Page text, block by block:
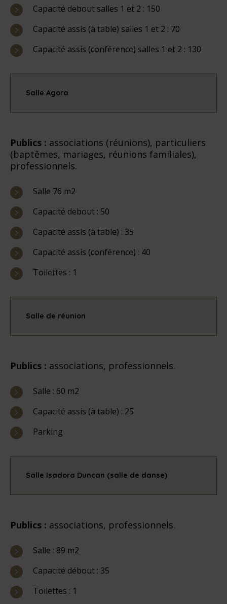
Capacité debout salles 1 et 2 : 150
Capacité assis (à table) salles 1 et 2 : 70
Capacité assis (conférence) salles 1 et 2 : 130
Salle Agora
Publics : associations (réunions), particuliers
(baptêmes, mariages, réunions familiales),
professionnels.
Salle 76 m2
Capacité debout : 50
Capacité assis (à table) : 35
Capacité assis (conférence) : 40
Toilettes : 1
Salle de réunion
Publics : associations, professionnels.
Salle : 60 m2
Capacité assis (à table) : 25
Parking
Salle Isadora Duncan (salle de danse)
Publics : associations, professionnels.
Salle : 89 m2
Capacité débout : 35
Toilettes : 1